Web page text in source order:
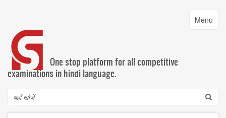
content
Toggle
Menu
One stop platform for all competitive
examinations in hindi language.
Search